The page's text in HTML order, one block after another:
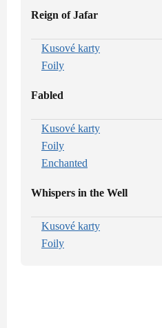
Reign of Jafar
Kusové karty
Foily
Fabled
Kusové karty
Foily
Enchanted
Whispers in the Well
Kusové karty
Foily